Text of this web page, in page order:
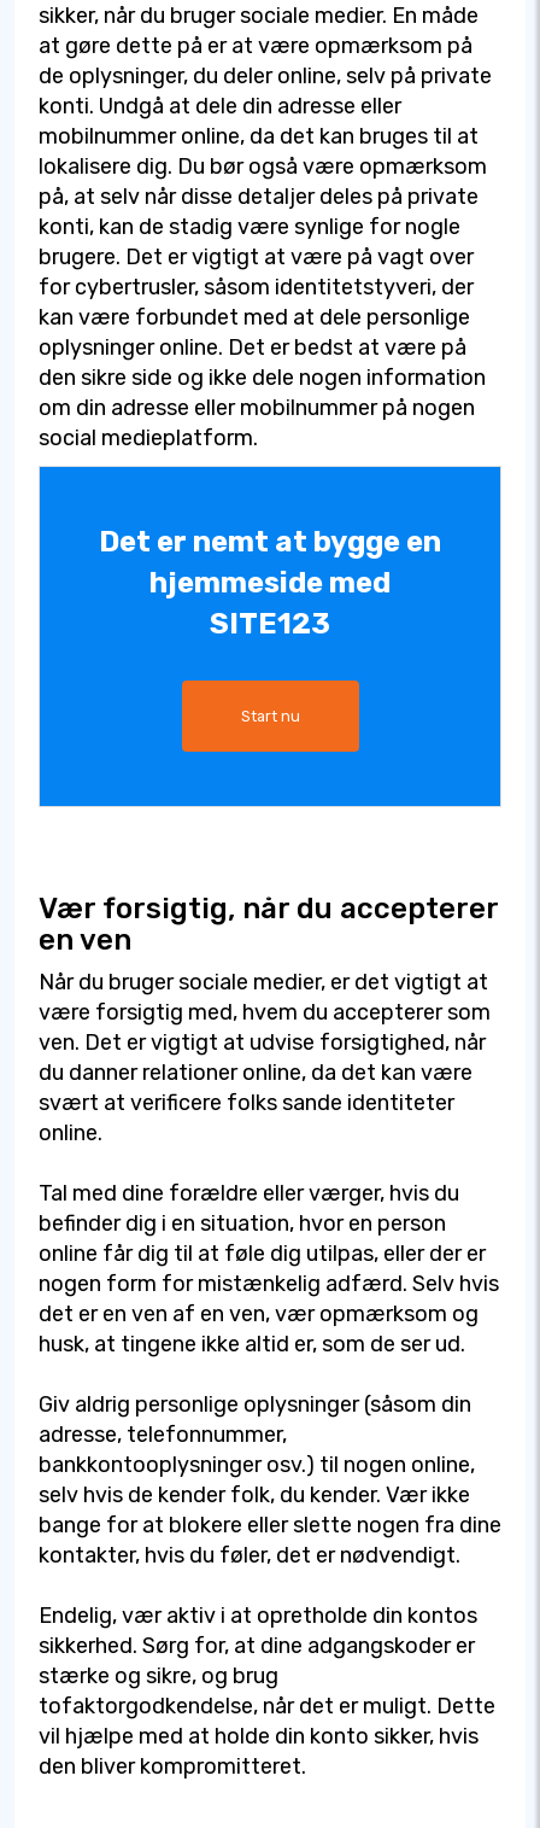
sikker, når du bruger sociale medier. En måde
at gøre dette på er at være opmærksom på
de oplysninger, du deler online, selv på private
konti. Undgå at dele din adresse eller
mobilnummer online, da det kan bruges til at
lokalisere dig. Du bør også være opmærksom
på, at selv når disse detaljer deles på private
konti, kan de stadig være synlige for nogle
brugere. Det er vigtigt at være på vagt over
for cybertrusler, såsom identitetstyveri, der
kan være forbundet med at dele personlige
oplysninger online. Det er bedst at være på
den sikre side og ikke dele nogen information
om din adresse eller mobilnummer på nogen
social medieplatform.
Det er nemt at bygge en
hjemmeside med
SITE123
Start nu
Vær forsigtig, når du accepterer
en ven
Når du bruger sociale medier, er det vigtigt at
være forsigtig med, hvem du accepterer som
ven. Det er vigtigt at udvise forsigtighed, når
du danner relationer online, da det kan være
svært at verificere folks sande identiteter
online.
Tal med dine forældre eller værger, hvis du
befinder dig i en situation, hvor en person
online får dig til at føle dig utilpas, eller der er
nogen form for mistænkelig adfærd. Selv hvis
det er en ven af en ven, vær opmærksom og
husk, at tingene ikke altid er, som de ser ud.
Giv aldrig personlige oplysninger (såsom din
adresse, telefonnummer,
bankkontooplysninger osv.) til nogen online,
selv hvis de kender folk, du kender. Vær ikke
bange for at blokere eller slette nogen fra dine
kontakter, hvis du føler, det er nødvendigt.
Endelig, vær aktiv i at opretholde din kontos
sikkerhed. Sørg for, at dine adgangskoder er
stærke og sikre, og brug
tofaktorgodkendelse, når det er muligt. Dette
vil hjælpe med at holde din konto sikker, hvis
den bliver kompromitteret.